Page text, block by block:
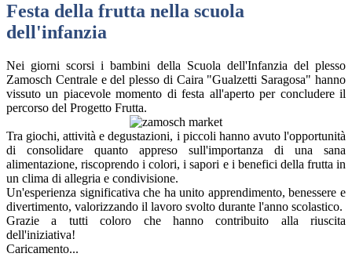
Festa della frutta nella scuola
dell'infanzia
Nei giorni scorsi i bambini della Scuola dell'Infanzia del plesso
Zamosch Centrale e del plesso di Caira "Gualzetti Saragosa" hanno
vissuto un piacevole momento di festa all'aperto per concludere il
percorso del Progetto Frutta.
Tra giochi, attività e degustazioni, i piccoli hanno avuto l'opportunità
di consolidare quanto appreso sull'importanza di una sana
alimentazione, riscoprendo i colori, i sapori e i benefici della frutta in
un clima di allegria e condivisione.
Un'esperienza significativa che ha unito apprendimento, benessere e
divertimento, valorizzando il lavoro svolto durante l'anno scolastico.
Grazie a tutti coloro che hanno contribuito alla riuscita
dell'iniziativa!
Caricamento...